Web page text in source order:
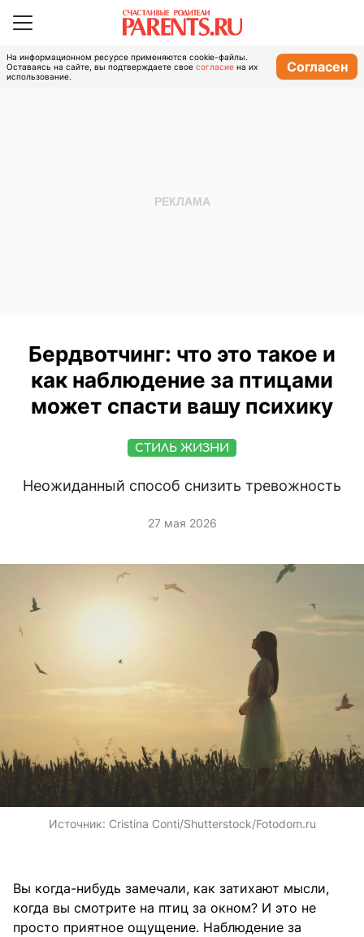
На информационном ресурсе применяются cookie-файлы.
Оставаясь на сайте, вы подтверждаете свое согласие на их
использование.
Согласен
Бердвотчинг: что это такое и
как наблюдение за птицами
может спасти вашу психику
СТИЛЬ ЖИЗНИ
Неожиданный способ снизить тревожность
27 мая 2026
Источник: Cristina Conti/Shutterstock/Fotodom.ru
Вы когда-нибудь замечали, как затихают мысли,
когда вы смотрите на птиц за окном? И это не
просто приятное ощущение. Наблюдение за